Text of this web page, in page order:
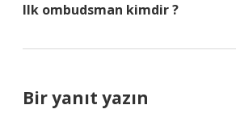
Ilk ombudsman kimdir ?
Bir yanıt yazın